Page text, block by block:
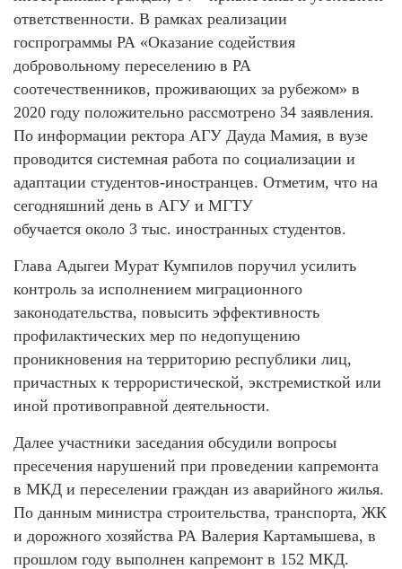
ответственности. В рамках реализации
госпрограммы РА «Оказание содействия
добровольному переселению в РА
соотечественников, проживающих за рубежом» в
2020 году положительно рассмотрено 34 заявления.
По информации ректора АГУ Дауда Мамия, в вузе
проводится системная работа по социализации и
адаптации студентов-иностранцев. Отметим, что на
сегодняшний день в АГУ и МГТУ
обучается около 3 тыс. иностранных студентов.
Глава Адыгеи Мурат Кумпилов поручил усилить
контроль за исполнением миграционного
законодательства, повысить эффективность
профилактических мер по недопущению
проникновения на территорию республики лиц,
причастных к террористической, экстремисткой или
иной противоправной деятельности.
Далее участники заседания обсудили вопросы
пресечения нарушений при проведении капремонта
в МКД и переселении граждан из аварийного жилья.
По данным министра строительства, транспорта, ЖК
и дорожного хозяйства РА Валерия Картамышева, в
прошлом году выполнен капремонт в 152 МКД.